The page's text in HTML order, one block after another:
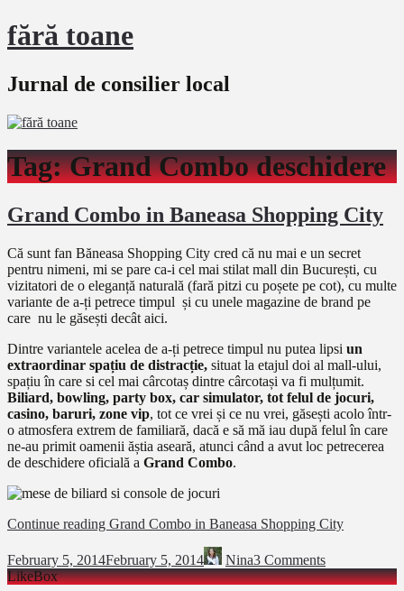
fără toane
Jurnal de consilier local
Tag:Grand Combo deschidere
Grand Combo in Baneasa Shopping City
Că sunt fan Băneasa Shopping City cred că nu mai e un secret
pentru nimeni, mi se pare ca-i cel mai stilat mall din București, cu
vizitatori de o eleganță naturală (fară pitzi cu poșete pe cot), cu multe
variante de a-ți petrece timpul și cu unele magazine de brand pe
care nu le găsești decât aici.
Dintre variantele acelea de a-ți petrece timpul nu putea lipsi un
extraordinar spațiu de distracție, situat la etajul doi al mall-ului,
spațiu în care si cel mai cârcotaș dintre cârcotași va fi mulțumit.
Biliard, bowling, party box, car simulator, tot felul de jocuri,
casino, baruri, zone vip, tot ce vrei și ce nu vrei, găsești acolo într-
o atmosfera extrem de familiară, dacă e să mă iau după felul în care
ne-au primit oamenii ăștia aseară, atunci când a avut loc petrecerea
de deschidere oficială a Grand Combo.
Continue reading Grand Combo in Baneasa Shopping City
February 5, 2014February 5, 2014 Nina3 Comments
LikeBox